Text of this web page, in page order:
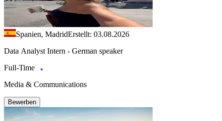
Spanien, MadridErstellt: 03.08.2026
Data Analyst Intern - German speaker
Full-Time
Media & Communications
Bewerben